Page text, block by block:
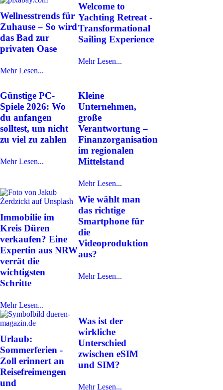
Wellnesstrends für
Zuhause – So wird
das Bad zur
privaten Oase
Mehr Lesen...
Welcome to
Yachting Retreat -
Transformational
Sailing Experience
Mehr Lesen...
Günstige PC-
Spiele 2026: Wo
du anfangen
solltest, um nicht
zu viel zu zahlen
Mehr Lesen...
Kleine
Unternehmen,
große
Verantwortung –
Finanzorganisation
im regionalen
Mittelstand
Mehr Lesen...
Immobilie im
Kreis Düren
verkaufen? Eine
Expertin aus NRW
verrät die
wichtigsten
Schritte
Mehr Lesen...
Wie wählt man
das richtige
Smartphone für
die
Videoproduktion
aus?
Mehr Lesen...
Urlaub:
Sommerferien -
Zoll erinnert an
Reisefreimengen
und
Was ist der
wirkliche
Unterschied
zwischen eSIM
und SIM?
Mehr Lesen...